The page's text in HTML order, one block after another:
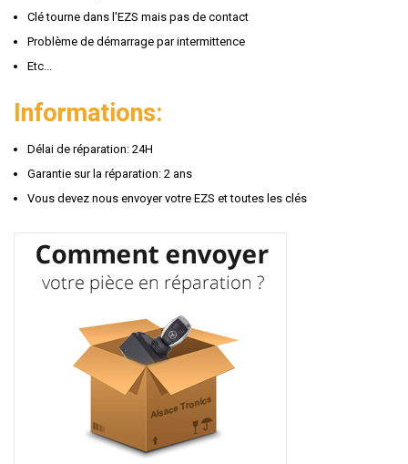
Clé tourne dans l'EZS mais pas de contact
Problème de démarrage par intermittence
Etc...
Informations:
Délai de réparation: 24H
Garantie sur la réparation: 2 ans
Vous devez nous envoyer votre EZS et toutes les clés